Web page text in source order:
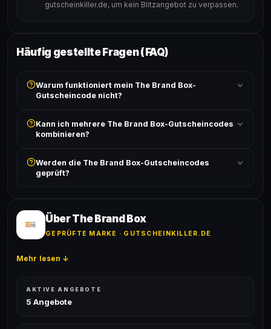
gutscheinkiller.de, um kein Blitzangebot zu verpassen.
Häufig gestellte Fragen (FAQ)
Warum funktioniert mein The Brand Box-
Gutscheincode nicht?
ist und ob der Code nicht für bereits reduzierte Artikel
gilt. Alle Bedingungen findest du unter „Details".
Kann ich mehrere The Brand Box-Gutscheincodes
kombinieren?
akzeptiert. Die Kombination mehrerer Codes ist meist
ausgeschlossen, sofern die Angebotsbedingungen
Werden die The Brand Box-Gutscheincodes
geprüft?
Erfolgsquote wird bei jedem Angebot angezeigt.
Über The Brand Box
GEPRÜFTE MARKE · GUTSCHEINKILLER.DE
Mehr lesen ↓
AKTIVE ANGEBOTE
5 Angebote